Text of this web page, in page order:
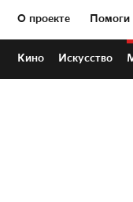
О проекте Помоги
Кино Искусство